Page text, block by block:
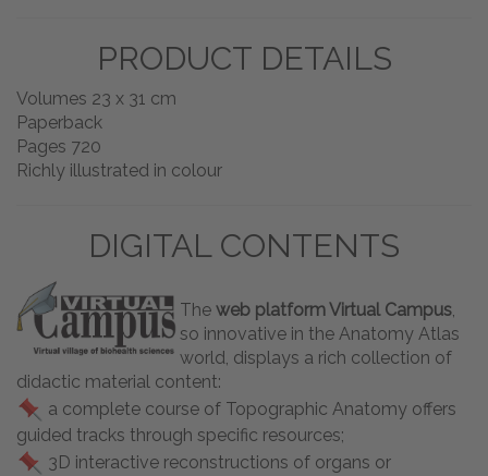
PRODUCT DETAILS
Volumes 23 x 31 cm
Paperback
Pages 720
Richly illustrated in colour
DIGITAL CONTENTS
The web platform Virtual Campus,
so innovative in the Anatomy Atlas
world, displays a rich collection of
didactic material content:
a complete course of Topographic Anatomy offers
guided tracks through specific resources;
3D interactive reconstructions of organs or